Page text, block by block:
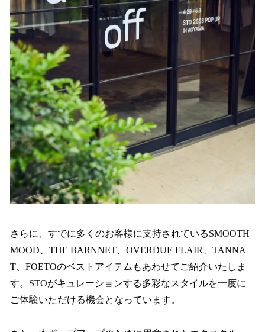
さらに、すでに多くのお客様に支持されているSMOOTH
MOOD、THE BARNNET、OVERDUE FLAIR、TANNA
T、FOETOのベストアイテムもあわせてご紹介いたしま
す。STOがキュレーションする多彩なスタイルを一度に
ご体験いただける機会となっています。